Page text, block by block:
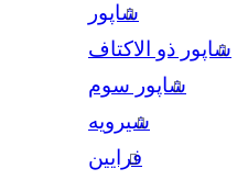
شاپور
شاپور ذو الاکتاف
شاپور سوم‏
شیرویه
فرایین